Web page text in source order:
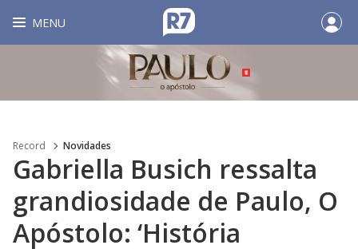
MENU
Record Novidades
Gabriella Busich ressalta
grandiosidade de Paulo, O
Apóstolo: ‘História